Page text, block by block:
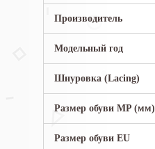
Производитель
Модельный год
Шнуровка (Lacing)
Размер обуви MP (мм)
Размер обуви EU